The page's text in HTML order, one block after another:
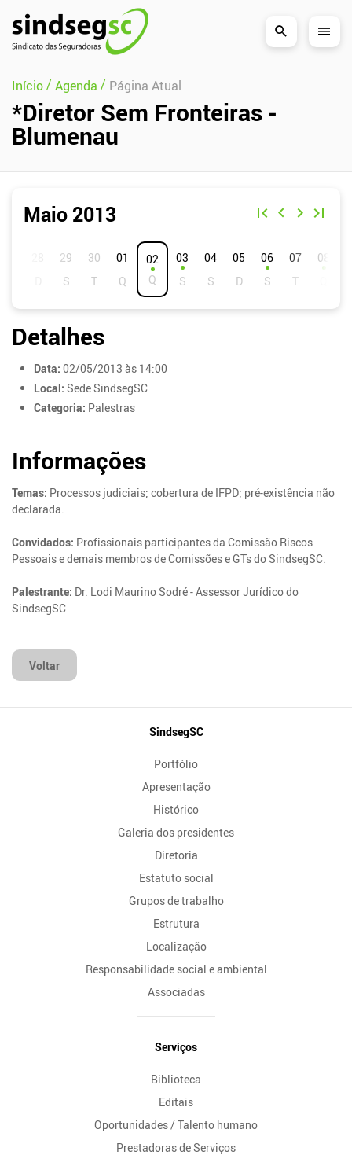
Pular Navegação (s)
Início/ Agenda / Página Atual
*Diretor Sem Fronteiras -
Blumenau
Maio 2013
01 02 03 04 05 06 07 08
Detalhes
Data: 02/05/2013 às 14:00
Local: Sede SindsegSC
Categoria: Palestras
Informações
Temas: Processos judiciais; cobertura de IFPD; pré-existência não
declarada.
Convidados: Profissionais participantes da Comissão Riscos
Pessoais e demais membros de Comissões e GTs do SindsegSC.
Palestrante: Dr. Lodi Maurino Sodré - Assessor Jurídico do
SindsegSC
Voltar
SindsegSC
Portfólio
Apresentação
Histórico
Galeria dos presidentes
Diretoria
Estatuto social
Grupos de trabalho
Estrutura
Localização
Responsabilidade social e ambiental
Associadas
Serviços
Biblioteca
Editais
Oportunidades / Talento humano
Prestadoras de Serviços